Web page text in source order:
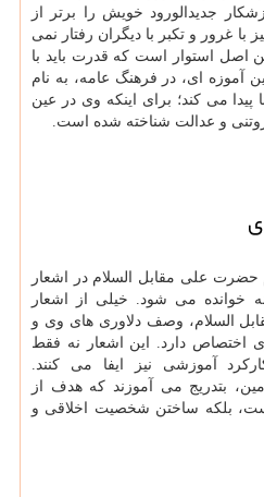
جدیدالورود خویش را برتر از
با غرور و تکبر با دیگران رفتار نمی
اصل استوار است که قدرت باید با
آموزه ای، در فرهنگ عامه، به نام
می کند؛ برای اینکه وی در عین
و عدالت شناخته شده است.
حضرت علی مقابل السلام در اشعار
خوانده می شود. خیلی از اشعار
السلام، وصف دلاوری های وی و
اختصاص دارد. این اشعار نه فقط
آموزشی نیز ایفا می کنند.
بتدریج می آموزند که هدف از
بلکه ساختن شخصیت اخلاقی و